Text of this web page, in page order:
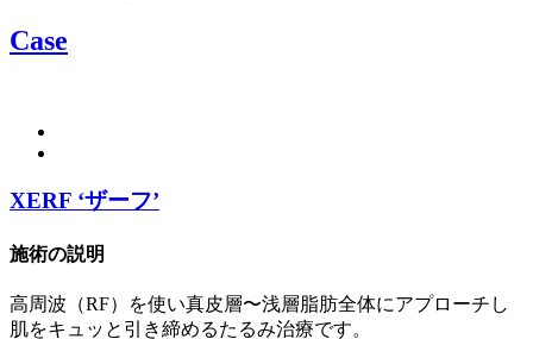
Case
XERF ‘ザーフ’
施術の説明
高周波（RF）を使い真皮層〜浅層脂肪全体にアプローチし
肌をキュッと引き締めるたるみ治療です。